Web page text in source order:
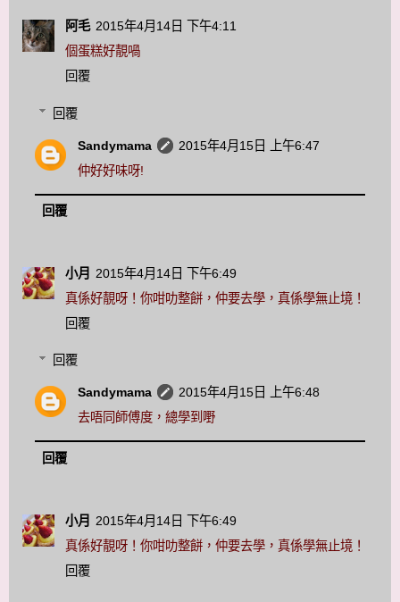
阿毛 2015年4月14日 下午4:11
個蛋糕好靚喎
回覆
回覆
Sandymama
2015年4月15日 上午6:47
仲好好味呀!
回覆
小月
2015年4月14日 下午6:49
真係好靚呀！你咁叻整餅，仲要去學，真係學無止境！
回覆
回覆
Sandymama
2015年4月15日 上午6:48
去唔同師傅度，總學到嘢
回覆
小月
2015年4月14日 下午6:49
真係好靚呀！你咁叻整餅，仲要去學，真係學無止境！
回覆